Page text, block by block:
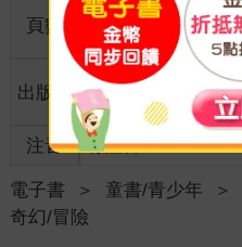
頁數 256
出版地 台灣
注音 有注音
電子書 ＞ 童書/青少年 ＞
奇幻/冒險